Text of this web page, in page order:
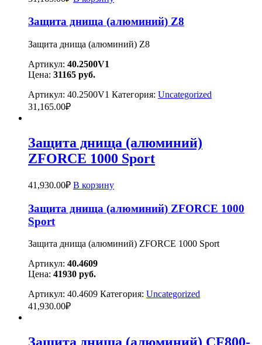
Защита днища (алюминий) Z8
Защита днища (алюминий) Z8
Артикул: 40.2500V1
Цена: 31165 руб.
Артикул: 40.2500V1 Категория: Uncategorized
31,165.00₽
Защита днища (алюминий)
ZFORCE 1000 Sport
41,930.00₽ В корзину
Защита днища (алюминий) ZFORCE 1000
Sport
Защита днища (алюминий) ZFORCE 1000 Sport
Артикул: 40.4609
Цена: 41930 руб.
Артикул: 40.4609 Категория: Uncategorized
41,930.00₽